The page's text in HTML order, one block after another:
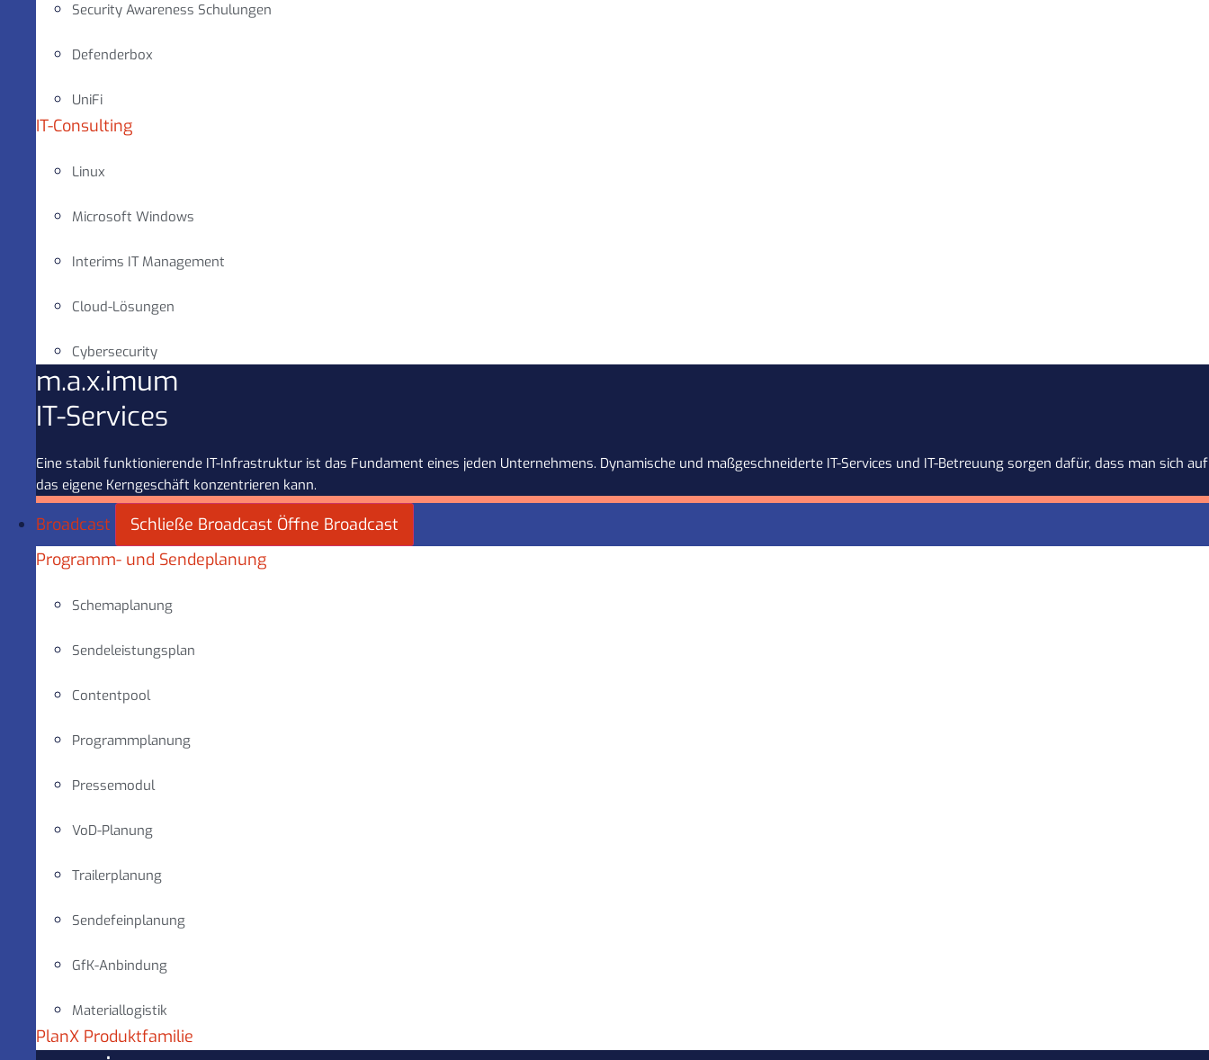
Security Awareness Schulungen
Defenderbox
UniFi
IT-Consulting
Linux
Microsoft Windows
Interims IT Management
Cloud-Lösungen
Cybersecurity
m.a.x.imum
IT-Services
Eine stabil funktionierende IT-Infrastruktur ist das Fundament eines jeden Unternehmens. Dynamische und maßgeschneiderte IT-Services und IT-Betreuung sorgen dafür, dass man sich auf
das eigene Kerngeschäft konzentrieren kann.
Broadcast Schließe Broadcast Öffne Broadcast
Programm- und Sendeplanung
Schemaplanung
Sendeleistungsplan
Contentpool
Programmplanung
Pressemodul
VoD-Planung
Trailerplanung
Sendefeinplanung
GfK-Anbindung
Materiallogistik
PlanX Produktfamilie